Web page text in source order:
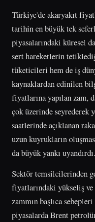
Türkiye'de akaryakıt
tarihin en büyük tek
piyasalarındaki küresel
sert hareketlerin
tüketicileri hem de iş
kaynaklardan edinilen
fiyatlarına yapılan zam,
çok üzerinde seyrederek
saatlerinde açıklanan
uzun kuyrukların
da büyük yankı uyandırdı.
Sektör temsilcilerinden
fiyatlarındaki yükseliş
zammın başlıca
piyasalarda Brent